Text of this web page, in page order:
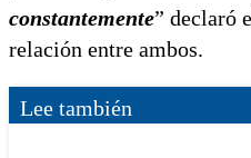
constantemente” declaró
relación entre ambos.
Lee también